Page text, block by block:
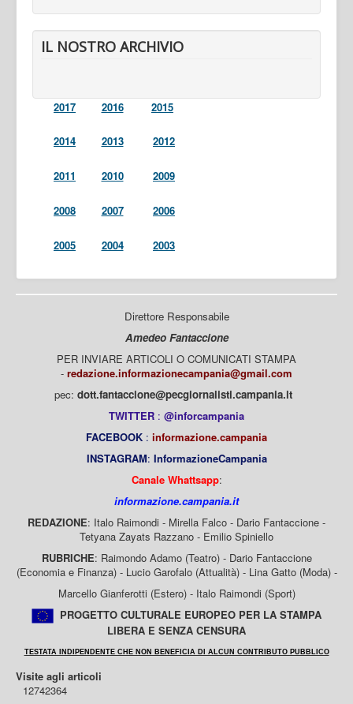
IL NOSTRO ARCHIVIO
2017 2016 2015
2014 2013 2012
2011 2010 2009
2008 2007 2006
2005 2004 2003
Direttore Responsabile
Amedeo Fantaccione
PER INVIARE ARTICOLI O COMUNICATI STAMPA
- redazione.informazionecampania@gmail.com
pec: dott.fantaccione@pecgiornalisti.campania.it
TWITTER : @inforcampania
FACEBOOK : informazione.campania
INSTAGRAM: InformazioneCampania
Canale Whattsapp:
informazione.campania.it
REDAZIONE: Italo Raimondi - Mirella Falco - Dario Fantaccione -
Tetyana Zayats Razzano - Emilio Spiniello
RUBRICHE: Raimondo Adamo (Teatro) - Dario Fantaccione
(Economia e Finanza) - Lucio Garofalo (Attualità) - Lina Gatto (Moda) -
Marcello Gianferotti (Estero) - Italo Raimondi (Sport)
PROGETTO CULTURALE EUROPEO PER LA STAMPA
LIBERA E SENZA CENSURA
TESTATA INDIPENDENTE CHE NON BENEFICIA DI ALCUN CONTRIBUTO PUBBLICO
Visite agli articoli
12742364